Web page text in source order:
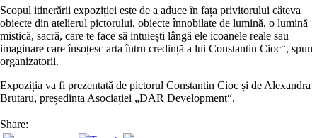
Scopul itinerării expoziției este de a aduce în fața privitorului câteva
obiecte din atelierul pictorului, obiecte înnobilate de lumină, o lumină
mistică, sacră, care te face să intuiești lângă ele icoanele reale sau
imaginare care însoțesc arta întru credință a lui Constantin Cioc“, spun
organizatorii.
Expoziția va fi prezentată de pictorul Constantin Cioc și de Alexandra
Brutaru, președinta Asociației „DAR Development“.
Share: